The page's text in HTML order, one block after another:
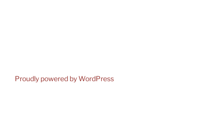
Proudly powered by WordPress